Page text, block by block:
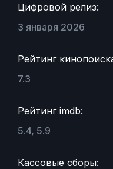
Цифровой релиз:
3 января 2026
Рейтинг
7.3
Рейтинг imdb:
5.4, 5.9
Кассовые сборы: